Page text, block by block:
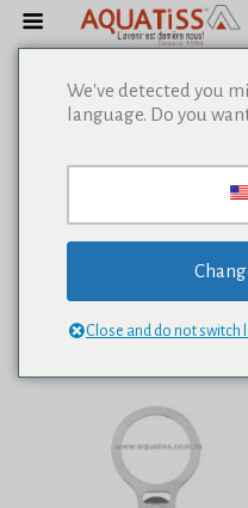
We've detected you
language. Do you
Close and do not switch